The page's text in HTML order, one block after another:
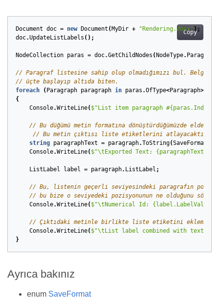
Copy
Document doc = new Document ( MyDir + "Rendering.docx" );
doc.UpdateListLabels ();
NodeCollection paras = doc.GetChildNodes ( NodeType. Paragraph
// Paragraf listesine sahip olup olmadığımızı bul.
// üçte başlayıp altıda biten.
foreach
( Paragraph paragraph in paras .OfType<Paragraph>().
{
Console.WriteLine( $"List item paragraph
// Bu düğümü metin formatına dönüştürdüğümüzde elde
// Bu metin çıktısı liste etiketlerini atlayacaktır.
string paragraphText = paragraph.ToString(SaveFormat
Console.WriteLine( $"\tExported Text: {paragraphText}"
ListLabel label = paragraph. ListLabel ;
// Bu, listenin geçerli seviyesindeki paragrafın
// bu bize o seviyedeki pozisyonunun ne olduğunu
Console.WriteLine( $"\tNumerical Id: {label.LabelValue}"
// Çıktıdaki metinle birlikte liste etiketini eklemek
Console.WriteLine( $"\tList label combined with text:
}
Ayrıca bakınız
enum SaveFormat